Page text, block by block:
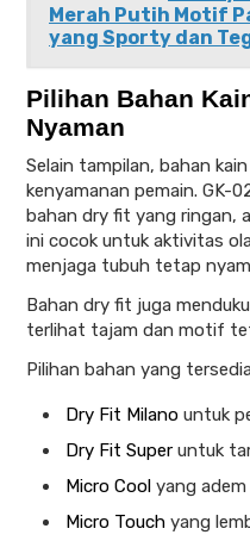
Merah Putih Motif
yang Sporty dan
Pilihan Bahan
Nyaman
Selain tampilan, bahan
kenyamanan pemain. GK-
bahan dry fit yang ringan,
ini cocok untuk aktivitas
menjaga tubuh tetap
Bahan dry fit juga
terlihat tajam dan motif
Pilihan bahan yang
Dry Fit Milano untuk
Dry Fit Super untuk
Micro Cool yang
Micro Touch yang